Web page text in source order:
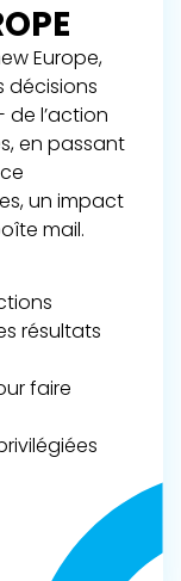
Europe,
décisions
l’action
en passant
un impact
mail.
résultats
faire